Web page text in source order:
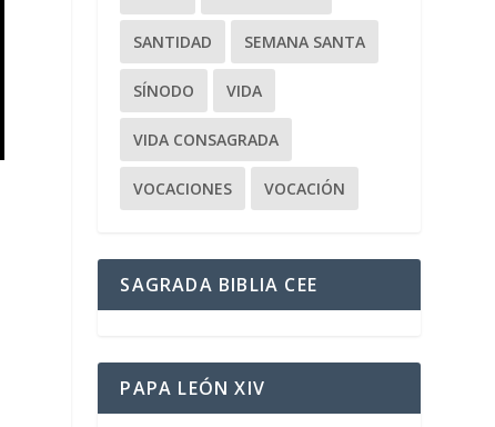
SANTIDAD SEMANA SANTA
SÍNODO VIDA
VIDA CONSAGRADA
VOCACIONES VOCACIÓN
SAGRADA BIBLIA CEE
PAPA LEÓN XIV